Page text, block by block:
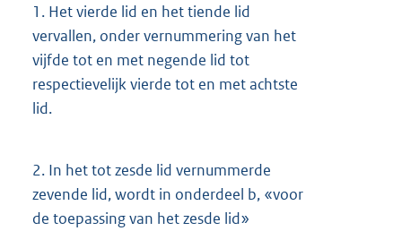
1. Het vierde lid en het tiende lid
vervallen, onder vernummering van het
vijfde tot en met negende lid tot
respectievelijk vierde tot en met achtste
lid.
2. In het tot zesde lid vernummerde
zevende lid, wordt in onderdeel b, «voor
de toepassing van het zesde lid»